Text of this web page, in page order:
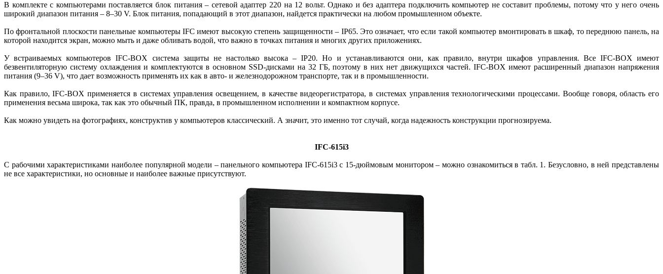
В комплекте с компьютерами поставляется блок питания – сетевой адаптер 220 на 12 вольт. Однако и без адаптера подключить компьютер не составит проблемы, потому что у него очень
широкий диапазон питания – 8–30 V. Блок питания, попадающий в этот диапазон, найдется практически на любом промышленном объекте.
По фронтальной плоскости панельные компьютеры IFC имеют высокую степень защищенности – IP65. Это означает, что если такой компьютер вмонтировать в шкаф, то переднюю панель, на
которой находится экран, можно мыть и даже обливать водой, что важно в точках питания и многих других приложениях.
У встраиваемых компьютеров IFC-BOX система защиты не настолько высока – IP20. Но и устанавливаются они, как правило, внутри шкафов управления. Все IFC-BOX имеют
безвентиляторную систему охлаждения и комплектуются в основном SSD-дисками на 32 ГБ, поэтому в них нет движущихся частей. IFC-BOX имеют расширенный диапазон напряжения
питания (9–36 V), что дает возможность применять их как в авто- и железнодорожном транспорте, так и в промышленности.
Как правило, IFC-BOX применяется в системах управления освещением, в качестве видеорегистратора, в системах управления технологическими процессами. Вообще говоря, область его
применения весьма широка, так как это обычный ПК, правда, в промышленном исполнении и компактном корпусе.
Как можно увидеть на фотографиях, конструктив у компьютеров классический. А значит, это именно тот случай, когда надежность конструкции прогнозируема.
IFC‑615i3
С рабочими характеристиками наиболее популярной модели – панельного компьютера IFC‑615i3 с 15‑дюймовым монитором – можно ознакомиться в табл. 1. Безусловно, в ней представлены
не все характеристики, но основные и наиболее важные присутствуют.